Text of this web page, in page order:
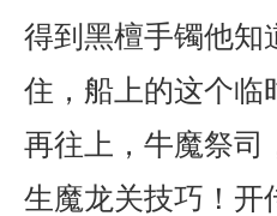
得到黑檀手镯他知
住，船上的这个临
再往上，牛魔祭司
生魔龙关技巧！开